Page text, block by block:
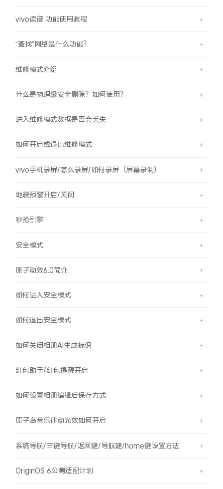
vivo读谱 功能使用教程
“查找”网络是什么功能？
维修模式介绍
什么是物理级安全删除？如何使用？
进入维修模式数据是否会丢失
如何开启或退出维修模式
vivo手机录屏/怎么录屏/如何录屏（屏幕录制）
地震预警开启/关闭
秒抢引擎
安全模式
原子动效6.0简介
如何进入安全模式
如何退出安全模式
如何关闭相册AI生成标识
红包助手/红包提醒开启
如何设置相册编辑后保存方式
原子岛音乐律动光效如何开启
系统导航/三键导航/返回键/导航键/home键设置方法
OriginOS 6公测适配计划